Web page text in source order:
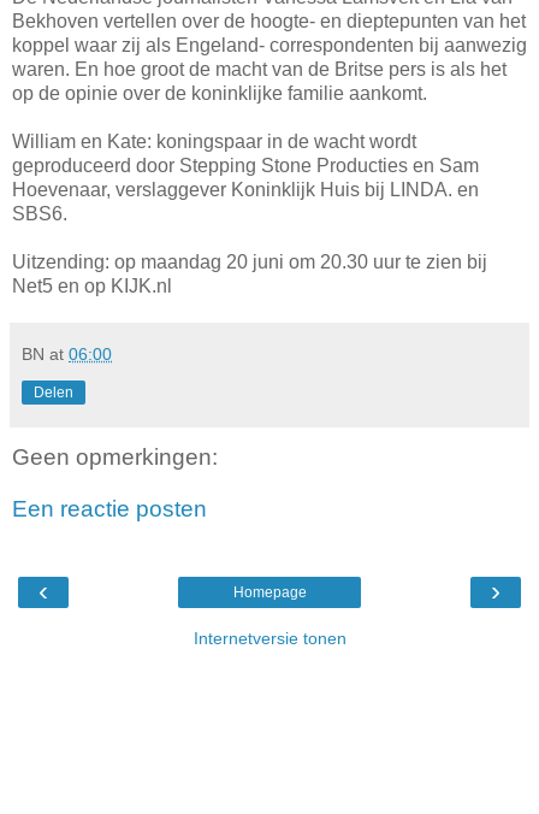
Bekhoven vertellen over de hoogte- en dieptepunten van het
koppel waar zij als Engeland- correspondenten bij aanwezig
waren. En hoe groot de macht van de Britse pers is als het
op de opinie over de koninklijke familie aankomt.
William en Kate: koningspaar in de wacht wordt
geproduceerd door Stepping Stone Producties en Sam
Hoevenaar, verslaggever Koninklijk Huis bij LINDA. en
SBS6.
Uitzending: op maandag 20 juni om 20.30 uur te zien bij
Net5 en op KIJK.nl
BN at 06:00
Delen
Geen opmerkingen:
Een reactie posten
‹ ›
Homepage
Internetversie tonen